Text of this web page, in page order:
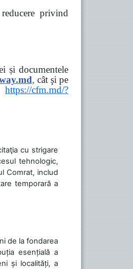
privind
și documentele
, cât şi pe
https://cfm.md/?
cu strigare
tehnologic,
Comrat, includ
temporară a
de la fondarea
esențială a
și localități, a